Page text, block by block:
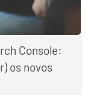
Console:
os novos